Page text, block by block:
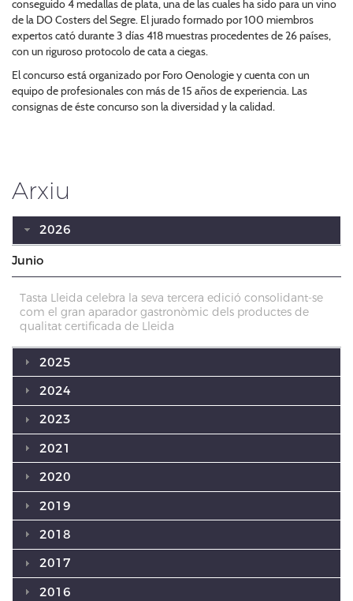
conseguido 4 medallas de plata, una de las cuales ha sido para un vino
de la DO Costers del Segre. El jurado formado por 100 miembros
expertos cató durante 3 días 418 muestras procedentes de 26 países,
con un riguroso protocolo de cata a ciegas.
El concurso está organizado por Foro Oenologie y cuenta con un
equipo de profesionales con más de 15 años de experiencia. Las
consignas de éste concurso son la diversidad y la calidad.
Arxiu
2026
Junio
Tasta Lleida celebra la seva tercera edició consolidant-se
com el gran aparador gastronòmic dels productes de
qualitat certificada de Lleida
2025
2024
2023
2021
2020
2019
2018
2017
2016